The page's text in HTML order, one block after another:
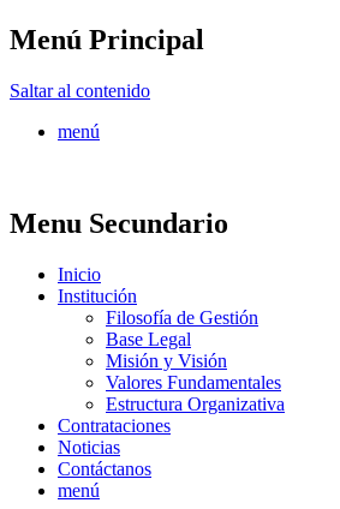
Menú Principal
Saltar al contenido
menú
Menu Secundario
Inicio
Institución
Filosofía de Gestión
Base Legal
Misión y Visión
Valores Fundamentales
Estructura Organizativa
Contrataciones
Noticias
Contáctanos
menú